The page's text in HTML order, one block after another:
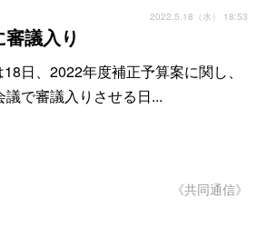
議入り
2022.5.18（水） 18:53
日、2022年度補正予算案に関し、
で審議入りさせる日...
《共同通信》